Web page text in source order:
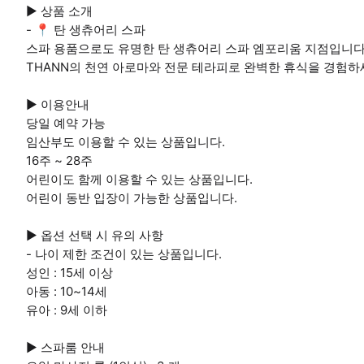
▶ 상품 소개
- 📍 탄 생츄어리 스파
스파 용품으로도 유명한 탄 생츄어리 스파 엠포리움 지점입니
THANN의 천연 아로마와 전문 테라피로 완벽한 휴식을 경험하
▶ 이용안내
당일 예약 가능
임산부도 이용할 수 있는 상품입니다.
16주 ~ 28주
어린이도 함께 이용할 수 있는 상품입니다.
어린이 동반 입장이 가능한 상품입니다.
▶ 옵션 선택 시 유의 사항
- 나이 제한 조건이 있는 상품입니다.
성인 : 15세 이상
아동 : 10~14세
유아 : 9세 이하
▶ 스파룸 안내